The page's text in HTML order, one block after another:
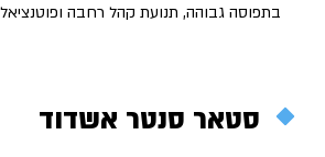
בתפוסה גבוהה, תנועת קהל רחבה
סטאר סנטר אשדוד